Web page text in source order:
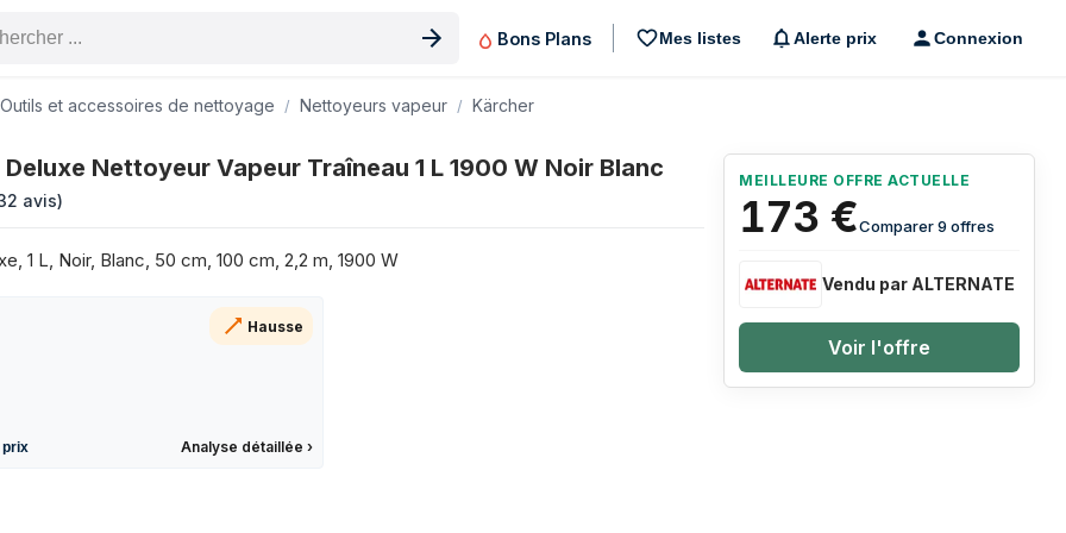
produit
Bons Plans Mes listes Alerte prix Connexion
Outils et accessoires de nettoyage Nettoyeurs vapeur Kärcher
Deluxe Nettoyeur Vapeur Traîneau 1 L 1900 W Noir Blanc
avis)
1 L, Noir, Blanc, 50 cm, 100 cm, 2,2 m, 1900 W
Hausse
prix Analyse détaillée ›
MEILLEURE OFFRE ACTUELLE
173 €Comparer 9 offres
Vendu par ALTERNATE
Voir l'offre
Prix
179 €
180 €
173 €